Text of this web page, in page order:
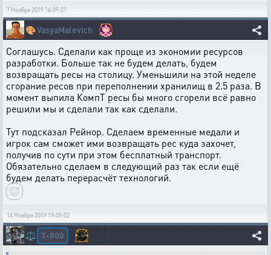
7 Ноября 2019 16:09:01
🎨VasyaMalevich
Соглашусь. Сделали как проще из экономии ресурсов
разработки. Больше так не будем делать, будем
возвращать ресы на столицу. Уменьшили на этой неделе
сгорание ресов при переполнении хранилищ в 2.5 раза. В
момент выпила КомпТ ресы бы много сгорели всё равно
решили мы и сделали так как сделали.
Тут подсказал Рейнор. Сделаем временные медали и
игрок сам сможет ими возвращать рес куда захочет,
получив по сути при этом бесплатный транспорт.
Обязательно сделаем в следующий раз так если ещё
будем делать перерасчёт технологий.
14 Ноября 2019 19:05:02
⚖️ T-800